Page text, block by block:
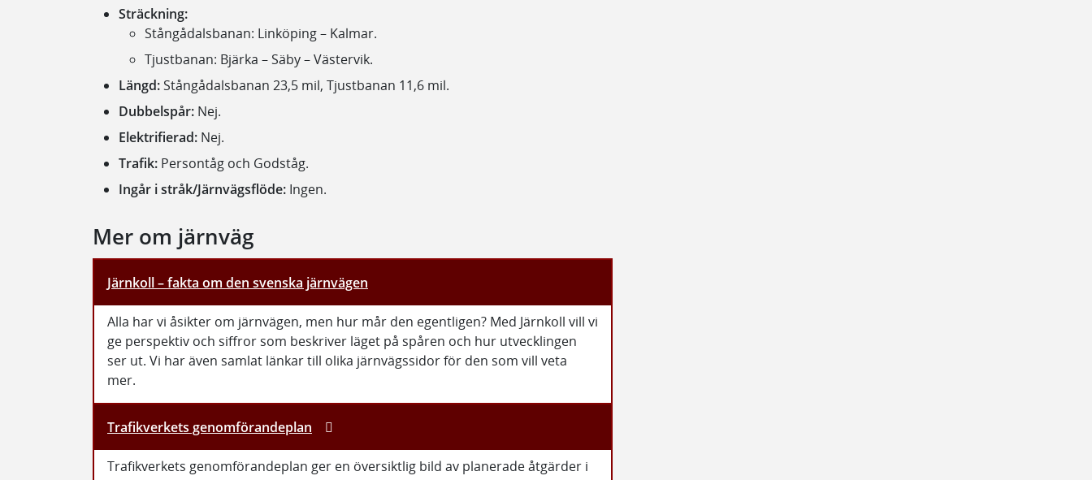
Sträckning:
Stångådalsbanan: Linköping – Kalmar.
Tjustbanan: Bjärka – Säby – Västervik.
Längd:Stångådalsbanan 23,5 mil, Tjustbanan 11,6 mil.
Dubbelspår: Nej.
Elektrifierad: Nej.
Trafik: Persontåg och Godståg.
Ingår i stråk/Järnvägsflöde: Ingen.
Mer om järnväg
Järnkoll – fakta om den svenska järnvägen
Alla har vi åsikter om järnvägen, men hur mår den egentligen? Med Järnkoll vill vi
ge perspektiv och siffror som beskriver läget på spåren och hur utvecklingen
ser ut. Vi har även samlat länkar till olika järnvägssidor för den som vill veta
mer.
Trafikverkets genomförandeplan
Trafikverkets genomförandeplan ger en översiktlig bild av planerade åtgärder i